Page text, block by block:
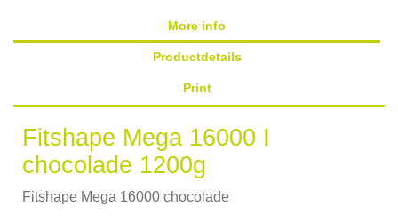
More info
Productdetails
Print
Fitshape Mega 16000 I
chocolade 1200g
Fitshape Mega 16000 chocolade